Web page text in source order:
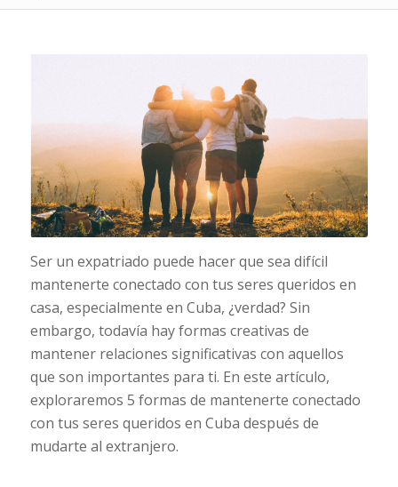
Ser un expatriado puede hacer que sea difícil
mantenerte conectado con tus seres queridos en
casa, especialmente en Cuba, ¿verdad? Sin
embargo, todavía hay formas creativas de
mantener relaciones significativas con aquellos
que son importantes para ti. En este artículo,
exploraremos 5 formas de mantenerte conectado
con tus seres queridos en Cuba después de
mudarte al extranjero.